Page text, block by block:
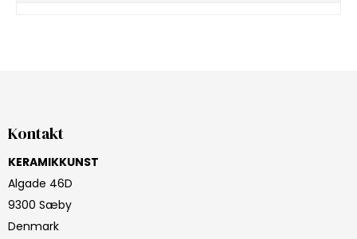
Kontakt
KERAMIKKUNST
Algade 46D
9300 Sæby
Denmark